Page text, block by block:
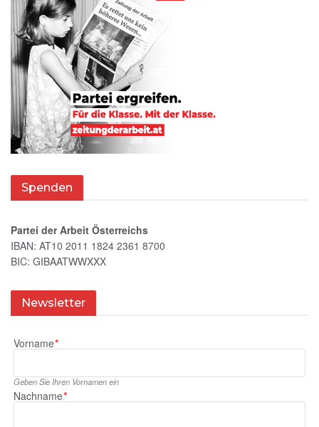
Spenden
Partei der Arbeit Österreichs
IBAN: AT10 2011 1824 2361 8700
BIC: GIBAATWWXXX
Newsletter
Vorname*
Geben Sie Ihren Vornamen ein
Nachname*